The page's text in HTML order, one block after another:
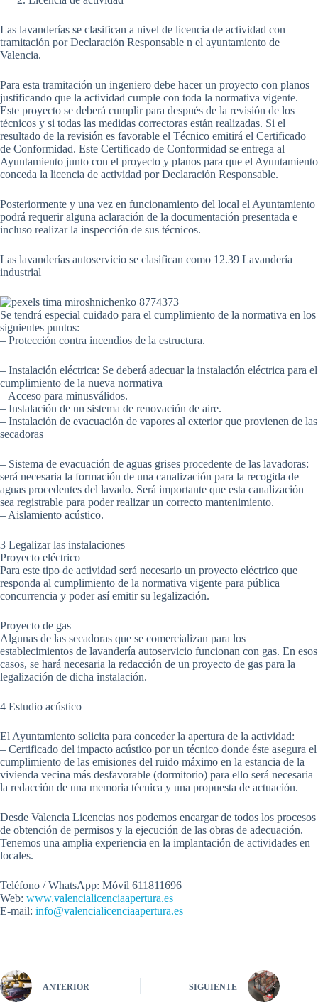
Las lavanderías se clasifican a nivel de licencia de actividad con
tramitación por Declaración Responsable n el ayuntamiento de
Valencia.
Para esta tramitación un ingeniero debe hacer un proyecto con planos
justificando que la actividad cumple con toda la normativa vigente.
Este proyecto se deberá cumplir para después de la revisión de los
técnicos y si todas las medidas correctoras están realizadas. Si el
resultado de la revisión es favorable el Técnico emitirá el Certificado
de Conformidad. Este Certificado de Conformidad se entrega al
Ayuntamiento junto con el proyecto y planos para que el Ayuntamiento
conceda la licencia de actividad por Declaración Responsable.
Posteriormente y una vez en funcionamiento del local el Ayuntamiento
podrá requerir alguna aclaración de la documentación presentada e
incluso realizar la inspección de sus técnicos.
Las lavanderías autoservicio se clasifican como 12.39 Lavandería
industrial
Se tendrá especial cuidado para el cumplimiento de la normativa en los
siguientes puntos:
– Protección contra incendios de la estructura.
– Instalación eléctrica: Se deberá adecuar la instalación eléctrica para el
cumplimiento de la nueva normativa
– Acceso para minusválidos.
– Instalación de un sistema de renovación de aire.
– Instalación de evacuación de vapores al exterior que provienen de las
secadoras
– Sistema de evacuación de aguas grises procedente de las lavadoras:
será necesaria la formación de una canalización para la recogida de
aguas procedentes del lavado. Será importante que esta canalización
sea registrable para poder realizar un correcto mantenimiento.
– Aislamiento acústico.
3 Legalizar las instalaciones
Proyecto eléctrico
Para este tipo de actividad será necesario un proyecto eléctrico que
responda al cumplimiento de la normativa vigente para pública
concurrencia y poder así emitir su legalización.
Proyecto de gas
Algunas de las secadoras que se comercializan para los
establecimientos de lavandería autoservicio funcionan con gas. En esos
casos, se hará necesaria la redacción de un proyecto de gas para la
legalización de dicha instalación.
4 Estudio acústico
El Ayuntamiento solicita para conceder la apertura de la actividad:
– Certificado del impacto acústico por un técnico donde éste asegura el
cumplimiento de las emisiones del ruido máximo en la estancia de la
vivienda vecina más desfavorable (dormitorio) para ello será necesaria
la redacción de una memoria técnica y una propuesta de actuación.
Desde Valencia Licencias nos podemos encargar de todos los procesos
de obtención de permisos y la ejecución de las obras de adecuación.
Tenemos una amplia experiencia en la implantación de actividades en
locales.
Teléfono / WhatsApp: Móvil 611811696
Web: www.valencialicenciaapertura.es
E-mail: info@valencialicenciaapertura.es
ANTERIOR SIGUIENTE